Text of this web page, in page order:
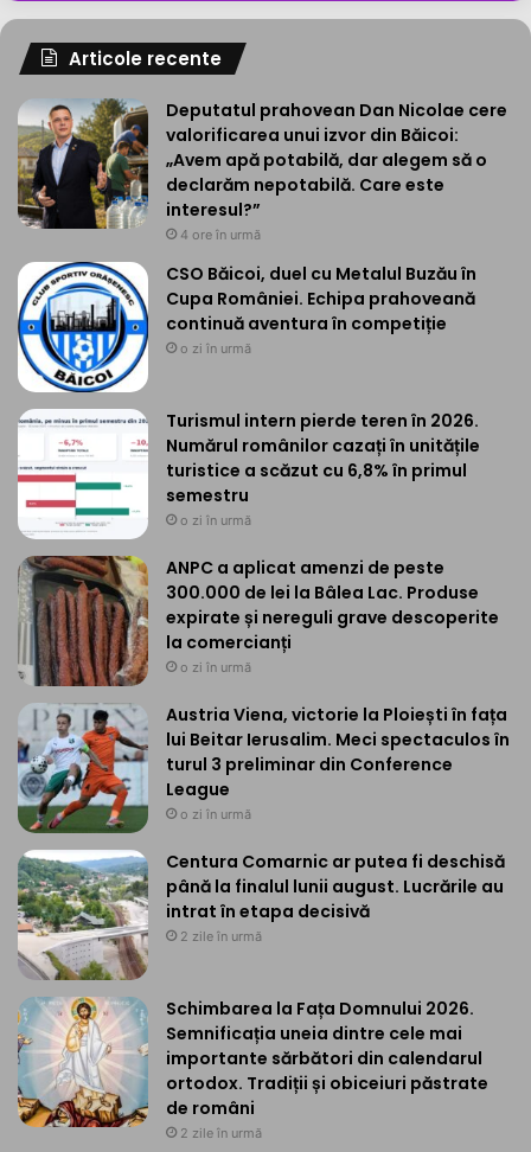
Articole recente
Deputatul prahovean Dan Nicolae cere
valorificarea unui izvor din Băicoi:
„Avem apă potabilă, dar alegem să o
declarăm nepotabilă. Care este
interesul?”
4 ore în urmă
CSO Băicoi, duel cu Metalul Buzău în
Cupa României. Echipa prahoveană
continuă aventura în competiție
o zi în urmă
Turismul intern pierde teren în 2026.
Numărul românilor cazați în unitățile
turistice a scăzut cu 6,8% în primul
semestru
o zi în urmă
ANPC a aplicat amenzi de peste
300.000 de lei la Bâlea Lac. Produse
expirate și nereguli grave descoperite
la comercianți
o zi în urmă
Austria Viena, victorie la Ploiești în fața
lui Beitar Ierusalim. Meci spectaculos în
turul 3 preliminar din Conference
League
o zi în urmă
Centura Comarnic ar putea fi deschisă
până la finalul lunii august. Lucrările au
intrat în etapa decisivă
2 zile în urmă
Schimbarea la Fața Domnului 2026.
Semnificația uneia dintre cele mai
importante sărbători din calendarul
ortodox. Tradiții și obiceiuri păstrate
de români
2 zile în urmă